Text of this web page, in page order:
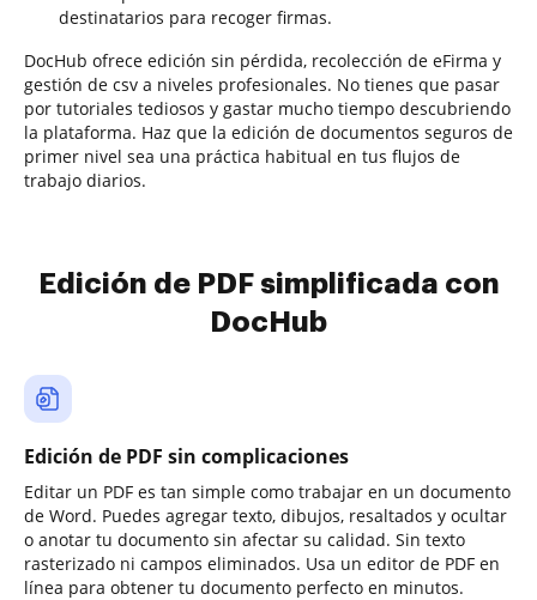
destinatarios para recoger firmas.
DocHub ofrece edición sin pérdida, recolección de eFirma y
gestión de csv a niveles profesionales. No tienes que pasar
por tutoriales tediosos y gastar mucho tiempo descubriendo
la plataforma. Haz que la edición de documentos seguros de
primer nivel sea una práctica habitual en tus flujos de
trabajo diarios.
Edición de PDF simplificada con
DocHub
Edición de PDF sin complicaciones
Editar un PDF es tan simple como trabajar en un documento
de Word. Puedes agregar texto, dibujos, resaltados y ocultar
o anotar tu documento sin afectar su calidad. Sin texto
rasterizado ni campos eliminados. Usa un editor de PDF en
línea para obtener tu documento perfecto en minutos.